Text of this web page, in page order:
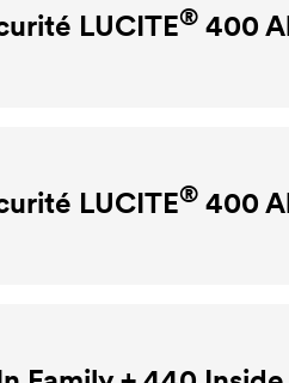
LUCITE® 400
LUCITE® 400